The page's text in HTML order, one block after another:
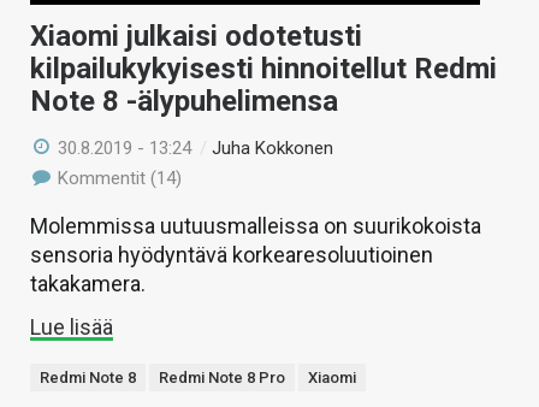
Xiaomi julkaisi odotetusti
kilpailukykyisesti hinnoitellut Redmi
Note 8 -älypuhelimensa
30.8.2019 - 13:24 /Juha Kokkonen
Kommentit (14)
Molemmissa uutuusmalleissa on suurikokoista
sensoria hyödyntävä korkearesoluutioinen
takakamera.
Lue lisää
Redmi Note 8 Redmi Note 8 Pro Xiaomi